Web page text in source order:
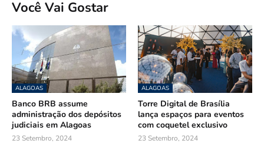
Você Vai Gostar
ALAGOAS
Banco BRB assume
administração dos depósitos
judiciais em Alagoas
23 Setembro, 2024
ALAGOAS
Torre Digital de Brasília
lança espaços para eventos
com coquetel exclusivo
23 Setembro, 2024